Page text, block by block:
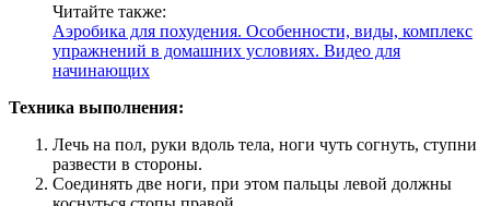
Читайте также:
Аэробика для похудения. Особенности, виды, комплекс
упражнений в домашних условиях. Видео для
начинающих
Техника выполнения:
Лечь на пол, руки вдоль тела, ноги чуть согнуть, ступни
развести в стороны.
Соединять две ноги, при этом пальцы левой должны